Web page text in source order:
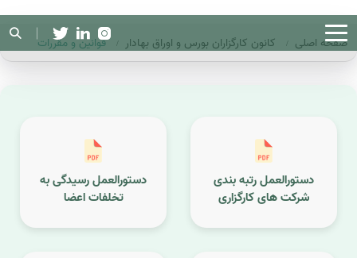
صفحه اصلی کانون کارگزاران بورس و اوراق بهادار قوانین و مقررات
دستورالعمل رتبه بندی
شرکت های کارگزاری
دستورالعمل رسیدگی به
تخلفات اعضا